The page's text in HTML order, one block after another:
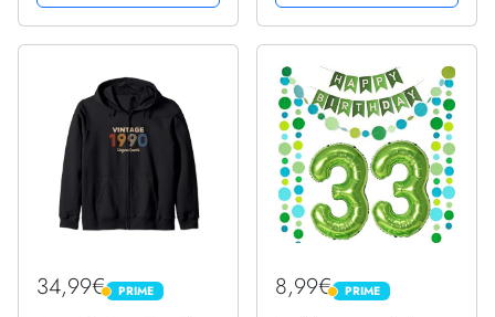
34,99€ PRIME
PRIME 8,99€ PRIME
PRIME